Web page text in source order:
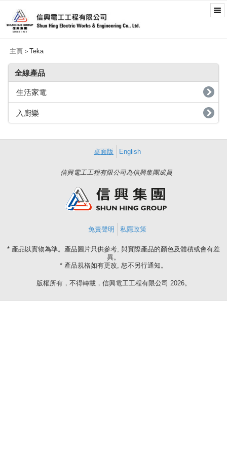
主頁 > Teka
全線產品
生活家電
入廚樂
桌面版 English
信興電工工程有限公司為信興集團成員
免責聲明 私隱政策
* 產品以實物為準。產品圖片只供參考, 與實際產品的顏色及體積或會有差
異。
* 產品規格如有更改, 恕不另行通知。
版權所有，不得轉載，信興電工工程有限公司 2026。